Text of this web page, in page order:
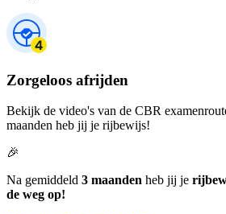
Zorgeloos afrijden
Bekijk de video's van de CBR
maanden heb jij je rijbewijs!
🎉
Na gemiddeld 3 maanden heb jij je
de weg op!